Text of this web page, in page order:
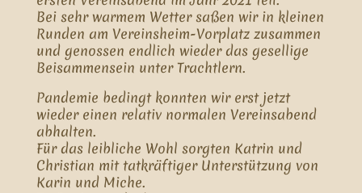
Bei sehr warmem Wetter saßen wir in kleinen
Runden am Vereinsheim-Vorplatz zusammen
und genossen endlich wieder das gesellige
Beisammensein unter Trachtlern.
Pandemie bedingt konnten wir erst jetzt
wieder einen relativ normalen Vereinsabend
abhalten.
Für das leibliche Wohl sorgten Katrin und
Christian mit tatkräftiger Unterstützung von
Karin und Miche.